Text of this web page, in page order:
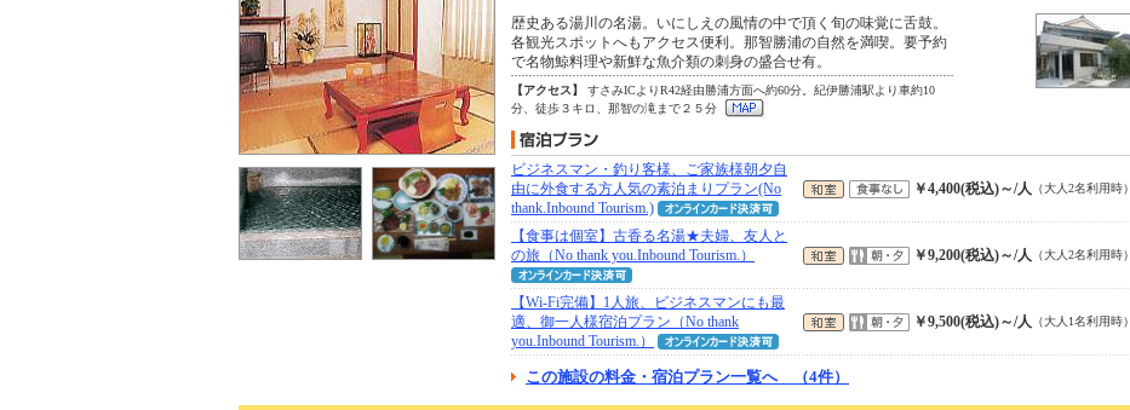
歴史ある湯川の名湯。いにしえの風情の中で頂く旬の味覚に舌鼓。
各観光スポットへもアクセス便利。那智勝浦の自然を満喫。要予約
で名物鯨料理や新鮮な魚介類の刺身の盛合せ有。
【アクセス】
すさみICよりR42経由勝浦方面へ約60分。紀伊勝浦駅より車約10
分、徒歩３キロ、那智の滝まで２５分
ビジネスマン・釣り客様、ご家族様朝夕自
由に外食する方人気の素泊まりプラン(No
thank.Inbound Tourism.)
￥4,400(税込)～/人 （大人2名利用時）
【食事は個室】古香る名湯★夫婦、友人と
の旅（No thank you.Inbound Tourism.）
￥9,200(税込)～/人 （大人2名利用時）
【Wi-Fi完備】1人旅、ビジネスマンにも最
適、御一人様宿泊プラン（No thank
you.Inbound Tourism.）
￥9,500(税込)～/人 （大人1名利用時）
この施設の料金・宿泊プラン一覧へ （4件）